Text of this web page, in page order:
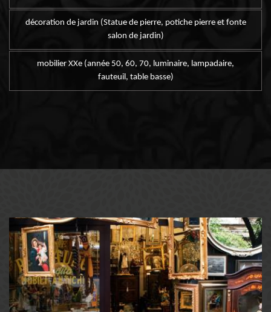
décoration de jardin (Statue de pierre, potiche pierre et fonte
salon de jardin)
mobilier XXe (année 50, 60, 70, luminaire, lampadaire,
fauteuil, table basse)